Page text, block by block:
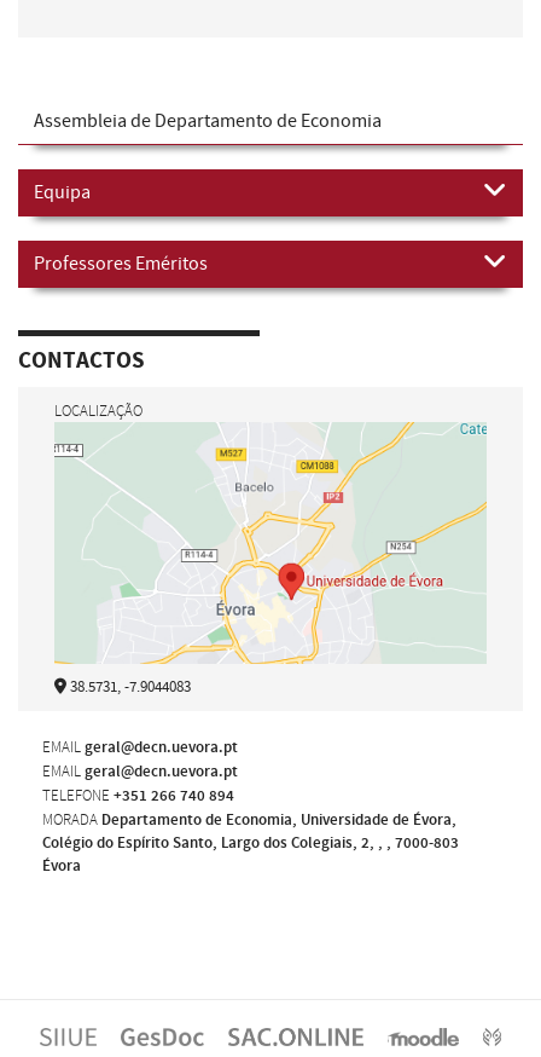
Assembleia de Departamento de Economia
Equipa
Professores Eméritos
CONTACTOS
LOCALIZAÇÃO
38.5731, -7.9044083
EMAILgeral@decn.uevora.pt
EMAILgeral@decn.uevora.pt
TELEFONE +351 266 740 894
MORADA Departamento de Economia, Universidade de Évora,
Colégio do Espírito Santo, Largo dos Colegiais, 2, , , 7000-803
Évora